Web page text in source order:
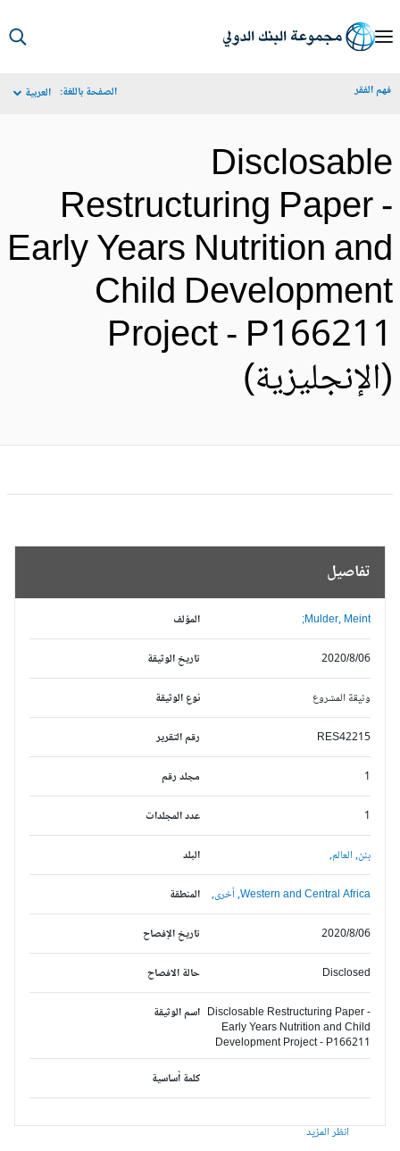
الفقر الصفحة باللغة: العربية
Restructuring Paper
Early Years Nutrition
Child
Project -
تفاصيل
المؤلف Mulder, Meint;
تاريخ الوثيقة 2020/8/06
نوع الوثيقة وثيقة المشروع
رقم التقرير RES42215
مجلد رقم
عدد المجلدات
البلد بنن,العالم,
المنطقة Western and Central Africa, أخرى,
تاريخ الإفصاح 2020/8/06
حالة الافصاح Disclosed
اسم الوثيقة Disclosable Restructuring Paper -
Early Years Nutrition and Child
Development Project - P166211
كلمة أساسية
انظر المزيد